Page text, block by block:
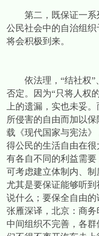
第二，既保证一系列
公民社会中的自治组
将会积极到来。
依法理，“结社权”、
否定。因为“只将人权
上的遗漏，实也未妥
所侵害的自由而加以
载《现代国家与宪法
得公民的生活自由在
有各自不同的利益需
可考虑建立体制内、
尤其是要保证能够听
说什么；要保全自由
张雁深译，北京：商
中间组织不完善，各